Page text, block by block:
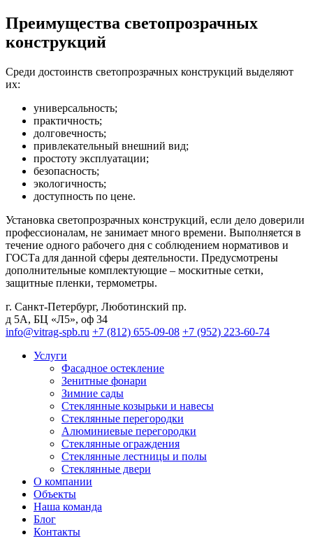
Преимущества светопрозрачных
конструкций
Среди достоинств светопрозрачных конструкций выделяют
их:
универсальность;
практичность;
долговечность;
привлекательный внешний вид;
простоту эксплуатации;
безопасность;
экологичность;
доступность по цене.
Установка светопрозрачных конструкций, если дело доверили
профессионалам, не занимает много времени. Выполняется в
течение одного рабочего дня с соблюдением нормативов и
ГОСТа для данной сферы деятельности. Предусмотрены
дополнительные комплектующие – москитные сетки,
защитные пленки, термометры.
г. Санкт-Петербург, Люботинский пр.
д 5А, БЦ «Л5», оф 34
info@vitrag-spb.ru +7 (812) 655-09-08 +7 (952) 223-60-74
Услуги
Фасадное остекление
Зенитные фонари
Зимние сады
Стеклянные козырьки и навесы
Стеклянные перегородки
Алюминиевые перегородки
Стеклянные ограждения
Стеклянные лестницы и полы
Стеклянные двери
О компании
Объекты
Наша команда
Блог
Контакты